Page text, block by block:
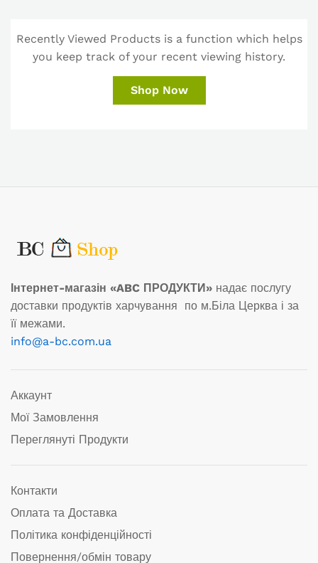
Recently Viewed Products is a function which helps
you keep track of your recent viewing history.
Shop Now
Інтернет-магазін «ABC ПРОДУКТИ» надає послугу
доставки продуктів харчування по м.Біла Церква і за
її межами.
info@a-bc.com.ua
Аккаунт
Мої Замовлення
Переглянуті Продукти
Контакти
Оплата та Доставка
Політика конфіденційності
Повернення/обмін товару